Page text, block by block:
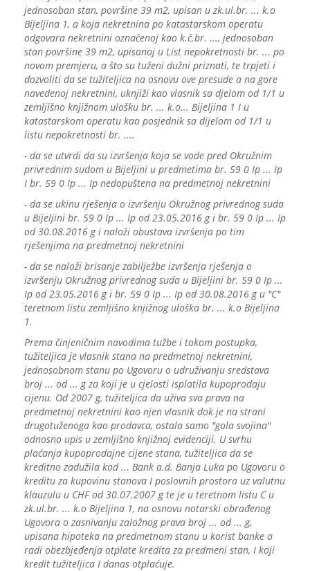
jednosoban stan, površine 39 m2, upisan u zk.ul.br. ... k.o
Bijeljina 1, a koja nekretnina po katastarskom operatu
odgovara nekretnini označenoj kao k.č.br. ..., jednosoban
stan površine 39 m2, upisanoj u List nepokretnosti br. ... po
novom premjeru, a što su tuženi dužni priznati, te trpjeti i
dozvoliti da se tužiteljica na osnovu ove presude a na gore
navedenoj nekretnini, uknjiži kao vlasnik sa djelom od 1/1 u
zemljišno knjižnom ulošku br. ... k.o... Bijeljina 1 I u
katastarskom operatu kao posjednik sa dijelom od 1/1 u
listu nepokretnosti br. ....
- da se utvrdi da su izvršenja koja se vode pred Okružnim
privrednim sudom u Bijeljini u predmetima br. 59 0 Ip ... Ip
I br. 59 0 Ip ... Ip nedopuštena na predmetnoj nekretnini
- da se ukinu rješenja o izvršenju Okružnog privrednog suda
u Bijeljini br. 59 0 Ip ... Ip od 23.05.2016 g i br. 59 0 Ip ... Ip
od 30.08.2016 g i naloži obustava izvršenja po tim
rješenjima na predmetnoj nekretnini
- da se naloži brisanje zabilježbe izvršenja rješenja o
izvršenju Okružnog privrednog suda u Bijeljini br. 59 0 Ip ...
Ip od 23.05.2016 g i br. 59 0 Ip ... Ip od 30.08.2016 g u "C"
teretnom listu zemljišno knjižnog uloška br. ... k.o Bijeljina
1.
Prema činjeničnim navodima tužbe i tokom postupka,
tužiteljica je vlasnik stana na predmetnoj nekretnini,
jednosobnom stanu po Ugovoru o udruživanju sredstava
broj ... od ... g za koji je u cjelosti isplatila kupoprodaju
cijenu. Od 2007 g, tužiteljica da uživa sva prava na
predmetnoj nekretnini kao njen vlasnik dok je na strani
drugotuženoga kao prodavca, ostala samo "gola svojina"
odnosno upis u zemljišno knjižnoj evidenciji. U svrhu
plaćanja kupoprodajne cijene stana, tužiteljica da se
kreditno zadužila kod ... Bank a.d. Banja Luka po Ugovoru o
kreditu za kupovinu stanova I poslovnih prostora uz valutnu
klauzulu u CHF od 30.07.2007 g te je u teretnom listu C u
zk.ul.br. ... k.o Bijeljina 1, na osnovu notarski obrađenog
Ugovora o zasnivanju založnog prava broj ... od ... g,
upisana hipoteka na predmetnom stanu u korist banke a
radi obezbjeđenja otplate kredita za predmeni stan, I koji
kredit tužiteljica I danas otplaćuje.